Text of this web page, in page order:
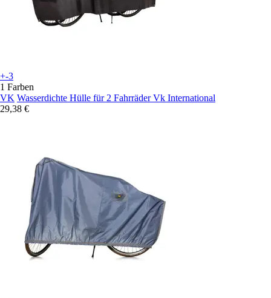
+-3
1 Farben
VK Wasserdichte Hülle für 2 Fahrräder Vk International
29,38 €